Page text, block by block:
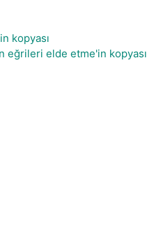
kopyası
eğrileri elde etme'in kopyası